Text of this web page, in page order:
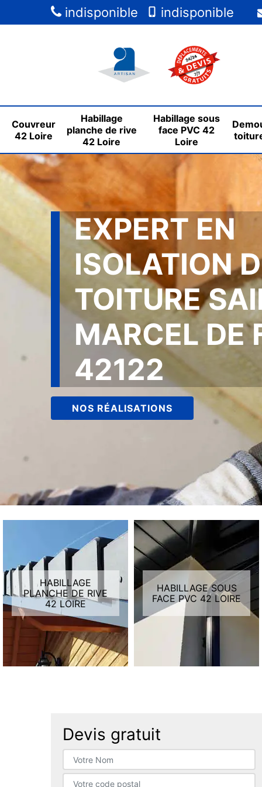
indisponible indisponible
Couvreur
42 Loire
Habillage
planche de rive
42 Loire
Habillage sous
face PVC 42
Loire
EXPERT EN
ISOLATION
TOITURE
MARCEL DE
42122
NOS RÉALISATIONS
HABILLAGE
PLANCHE DE RIVE
42 LOIRE
HABILLAGE SOUS
FACE PVC 42 LOIRE
Devis gratuit